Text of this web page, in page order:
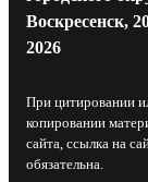
Воскресенск,
2026
При цитировании
копировании
сайта, ссылка на
обязательна.